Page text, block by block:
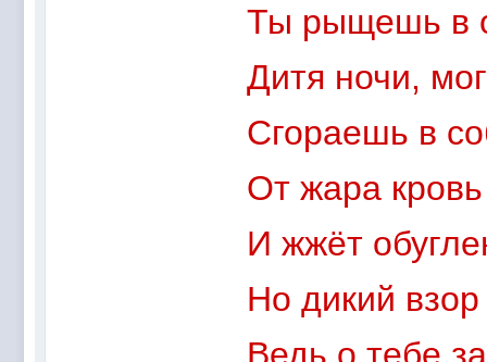
Ты рыщешь в
Дитя ночи,
Сгораешь в
От жара кровь
И жжёт
Но дикий взор
Ведь о тебе